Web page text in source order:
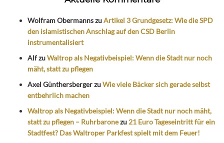
Wolfram ObermannszuArtikel 3 Grundgesetz: Wie die SPD
den islamistischen Anschlag auf den CSD Berlin
instrumentalisiert
AlfzuWaltrop als Negativbeispiel: Wenn die Stadt nur noch
mäht, statt zu pflegen
Axel GünthersbergerzuWie viele Bäcker sich gerade selbst
entbehrlich machen
Waltrop als Negativbeispiel: Wenn die Stadt nur noch mäht,
statt zu pflegen – Ruhrbaronezu 21 Euro Tageseintritt für ein
Stadtfest? Das Waltroper Parkfest spielt mit dem Feuer!